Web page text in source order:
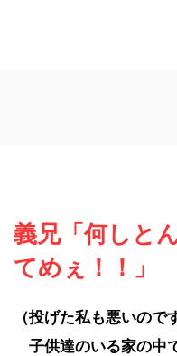
義兄「何しと
てめぇ！！」
（投げた私も悪いので
子供達のいる家の中